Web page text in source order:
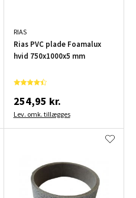
RIAS
Rias PVC plade Foamalux
hvid 750x1000x5 mm
254,95 kr.
Lev. omk. tillægges